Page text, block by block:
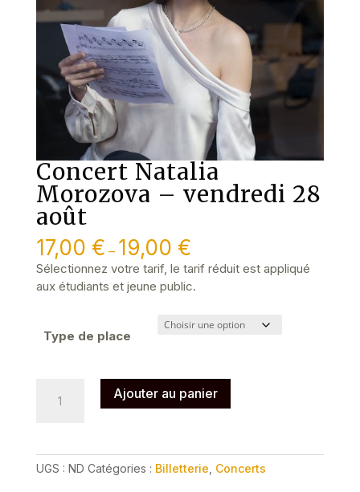
Concert Natalia
Morozova – vendredi 28
août
17,00 € – 19,00 €
Sélectionnez votre tarif, le tarif réduit est appliqué
aux étudiants et jeune public.
Type de place
Morozova
-
Ajouter au panier
UGS : ND Catégories : Billetterie Concerts